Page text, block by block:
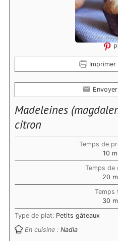
Madeleines
citron
Temps de
10
Temps de
20
Temps
30
Type de plat: Petits gâteaux
En cuisine :Nadia